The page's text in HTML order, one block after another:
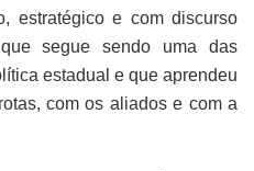
estratégico e com discurso
segue sendo uma das
estadual e que aprendeu
com os aliados e com a